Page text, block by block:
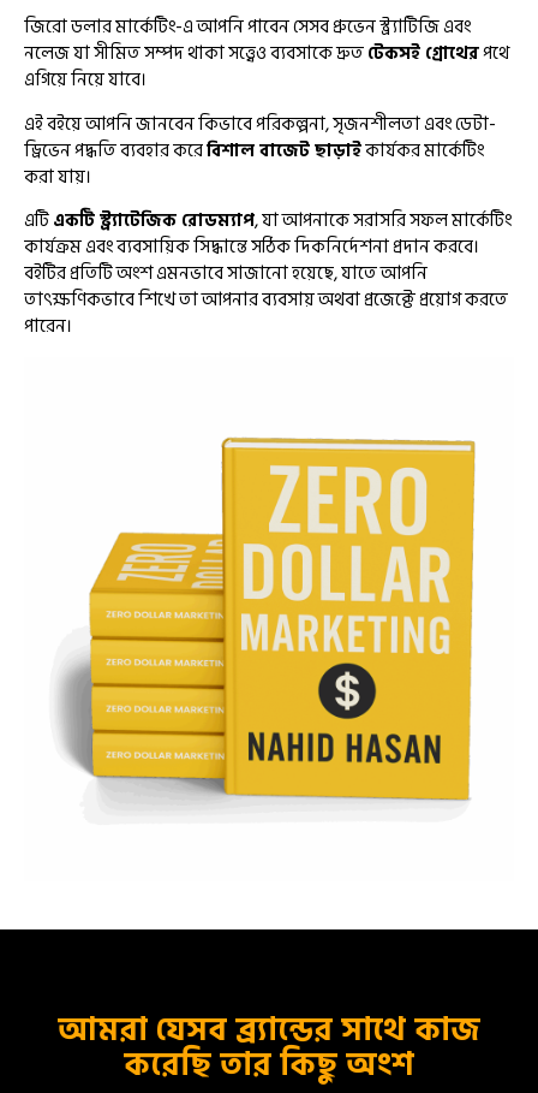
জিরো ডলার মার্কেটিং-এ আপনি পাবেন সেসব প্রুভেন স্ট্র্যাটিজি এবং
নলেজ যা সীমিত সম্পদ থাকা সত্ত্বেও ব্যবসাকে দ্রুতটেকসই গ্রোথেরপথে
এগিয়ে নিয়ে যাবে।
এই বইয়ে আপনি জানবেন কিভাবে পরিকল্পনা, সৃজনশীলতা এবং ডেটা-
ড্রিভেন পদ্ধতি ব্যবহার করেবিশাল বাজেট ছাড়াইকার্যকর মার্কেটিং
করা যায়।
এটিএকটি স্ট্র্যাটেজিক রোডম্যাপ, যা আপনাকে সরাসরি সফল মার্কেটিং
কার্যক্রম এবং ব্যবসায়িক সিদ্ধান্তে সঠিক দিকনির্দেশনা প্রদান করবে।
বইটির প্রতিটি অংশ এমনভাবে সাজানো হয়েছে, যাতে আপনি
তাৎক্ষণিকভাবে শিখে তা আপনার ব্যবসায় অথবা প্রজেক্টে প্রয়োগ করতে
পারেন।
আমরা যেসব ব্র্যান্ডের সাথে কাজ
করেছি তার কিছু অংশ